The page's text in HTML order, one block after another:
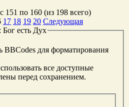
по 160 (из 198 всего)
17 18 19 20 Следующая
Бог есть Дух
BBCodes для форматирования
все доступные
перед сохранением.